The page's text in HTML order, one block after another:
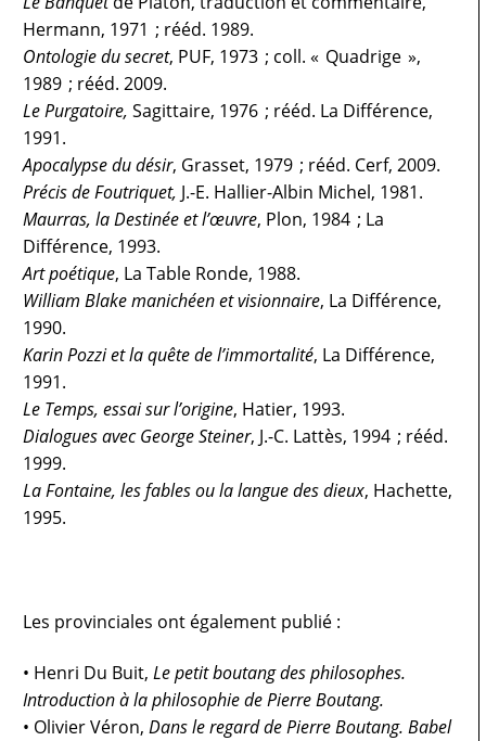
Hermann, 1971 ; rééd. 1989.
Ontologie du secret, PUF, 1973 ; coll. « Quadrige »,
1989 ; rééd. 2009.
Le Purgatoire, Sagittaire, 1976 ; rééd. La Différence,
1991.
Apocalypse du désir, Grasset, 1979 ; rééd. Cerf, 2009.
Précis de Foutriquet, J.-E. Hallier-Albin Michel, 1981.
Maurras, la Destinée et l’œuvre, Plon, 1984 ; La
Différence, 1993.
Art poétique, La Table Ronde, 1988.
William Blake manichéen et visionnaire, La Différence,
1990.
Karin Pozzi et la quête de l’immortalité, La Différence,
1991.
Le Temps, essai sur l’origine, Hatier, 1993.
Dialogues avec George Steiner, J.-C. Lattès, 1994 ; rééd.
1999.
La Fontaine, les fables ou la langue des dieux, Hachette,
1995.
Les provinciales ont également publié :
• Henri Du Buit,Le petit boutang des philosophes.
Introduction à la philosophie de Pierre Boutang.
• Olivier Véron,Dans le regard de Pierre Boutang. Babel